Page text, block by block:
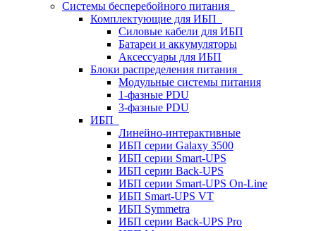
Системы бесперебойного питания
Комплектующие для ИБП
Силовые кабели для ИБП
Батареи и аккумуляторы
Аксессуары для ИБП
Блоки распределения питания
Модульные системы питания
1-фазные PDU
3-фазные PDU
ИБП
Линейно-интерактивные
ИБП серии Galaxy 3500
ИБП серии Smart-UPS
ИБП серии Back-UPS
ИБП серии Smart-UPS On-Line
ИБП Smart-UPS VT
ИБП Symmetra
ИБП серии Back-UPS Pro